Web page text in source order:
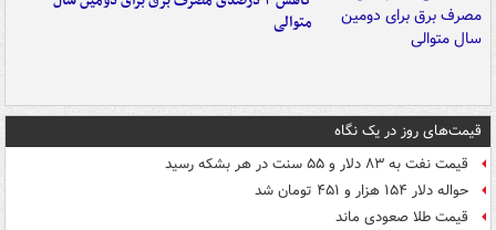
متوالی
قیمت‌های روز در یک نگاه
قیمت نفت به ۸۳ دلار و ۵۵ سنت در هر بشکه رسید
حواله دلار ۱۵۴ هزار و ۴۵۱ تومان شد
قیمت طلا صعودی ماند